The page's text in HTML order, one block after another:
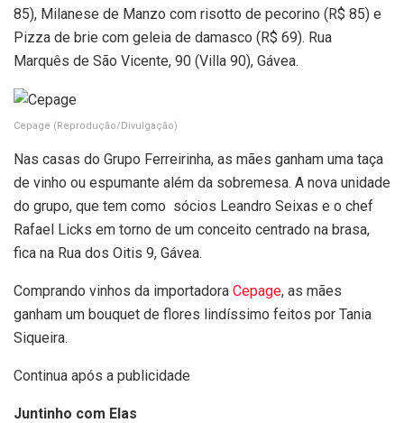
85), Milanese de Manzo com risotto de pecorino (R$ 85) e
Pizza de brie com geleia de damasco (R$ 69). Rua
Marquês de São Vicente, 90 (Villa 90), Gávea.
Cepage (Reprodução/Divulgação)
Nas casas do Grupo Ferreirinha, as mães ganham uma taça
de vinho ou espumante além da sobremesa. A nova unidade
do grupo, que tem como sócios Leandro Seixas e o chef
Rafael Licks em torno de um conceito centrado na brasa,
fica na Rua dos Oitis 9, Gávea.
Comprando vinhos da importadora Cepage, as mães
ganham um bouquet de flores lindíssimo feitos por Tania
Siqueira.
Continua após a publicidade
Juntinho com Elas